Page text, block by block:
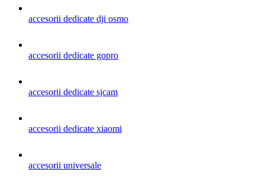
accesorii dedicate dji osmo
accesorii dedicate gopro
accesorii dedicate sjcam
accesorii dedicate xiaomi
accesorii universale